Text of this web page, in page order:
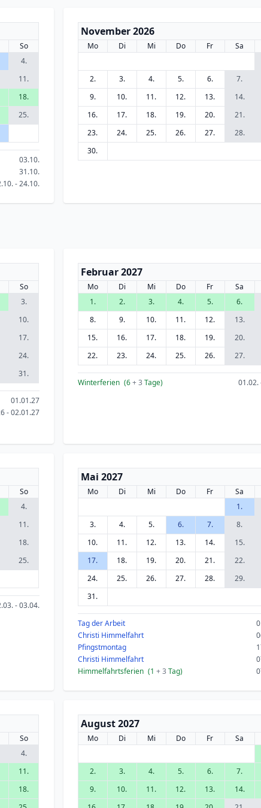
So
4.
11.
18.
25.
03.10.
31.10.
- 24.10.
November 2026
Mo Di Mi Do Fr Sa
2.
3. 4. 5. 6. 7.
9.
10. 11. 12. 13. 14.
16.
17. 18. 19. 20. 21.
23.
24. 25. 26. 27. 28.
30.
So
3.
10.
17.
24.
31.
01.01.27
- 02.01.27
Februar 2027
Mo Di Mi Do Fr Sa
1.
2. 3. 4. 5. 6.
8.
9. 10. 11. 12. 13.
15.
16. 17. 18. 19. 20.
22.
23. 24. 25. 26. 27.
Winterferien (6+ 3 Tage) 01.02.
So
4.
11.
18.
25.
- 03.04.
Mai 2027
Mo Di Mi Do Fr Sa
1.
3.
4. 5. 6. 7. 8.
10.
11. 12. 13. 14. 15.
17.
18. 19. 20. 21. 22.
24.
25. 26. 27. 28. 29.
31.
Tag der Arbeit
Christi Himmelfahrt
Pfingstmontag
Christi Himmelfahrt
Himmelfahrtsferien (1 + 3 Tag)
So
4.
11.
18.
August 2027
Mo Di Mi Do Fr Sa
2.
3. 4. 5. 6. 7.
9.
10. 11. 12. 13. 14.